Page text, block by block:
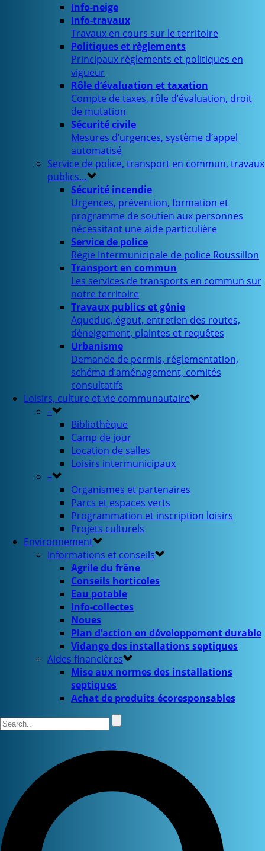
Info-neige
Info-travaux
Travaux en cours sur le territoire
Politiques et règlements
Principaux règlements et politiques en
vigueur
Rôle d’évaluation et taxation
Compte de taxes, rôle d’évaluation, droit
de mutation
Sécurité civile
Mesures d’urgences, système d’appel
automatisé
Service de police, transport en commun, travaux
publics…
Sécurité incendie
Urgences, prévention, formation et
programme de soutien aux personnes
nécessitant une aide particulière
Service de police
Régie Intermunicipale de police Roussillon
Transport en commun
Les services de transports en commun sur
notre territoire
Travaux publics et génie
Aqueduc, égout, entretien des routes,
déneigement, plaintes et requêtes
Urbanisme
Demande de permis, réglementation,
schéma d’aménagement, comités
consultatifs
Loisirs, culture et vie communautaire
–
Bibliothèque
Camp de jour
Location de salles
Loisirs intermunicipaux
–
Organismes et partenaires
Parcs et espaces verts
Programmation et inscription loisirs
Projets culturels
Environnement
Informations et conseils
Agrile du frêne
Conseils horticoles
Eau potable
Info-collectes
Noues
Plan d’action en développement durable
Vidange des installations septiques
Aides financières
Mise aux normes des installations
septiques
Achat de produits écoresponsables